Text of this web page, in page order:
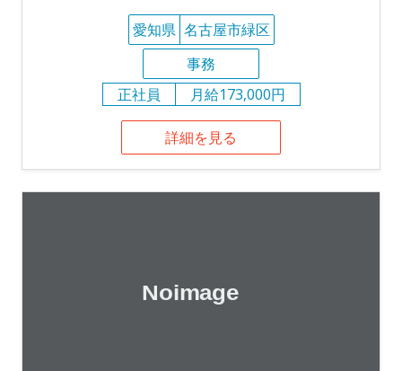
愛知県 名古屋市緑区
事務
正社員
月給173,000円
詳細を見る